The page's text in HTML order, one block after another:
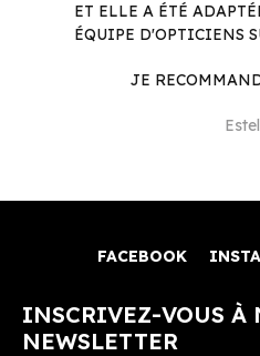
ET ELLE A ÉTÉ
ÉQUIPE D'OPTICIENS
JE
FACEBOOK
INSCRIVEZ-VOUS À
NEWSLETTER